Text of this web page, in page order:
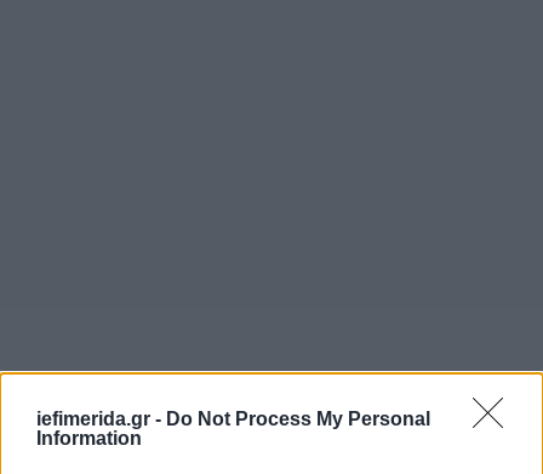
iefimerida.gr - Do Not Process My Personal
Information
22.5